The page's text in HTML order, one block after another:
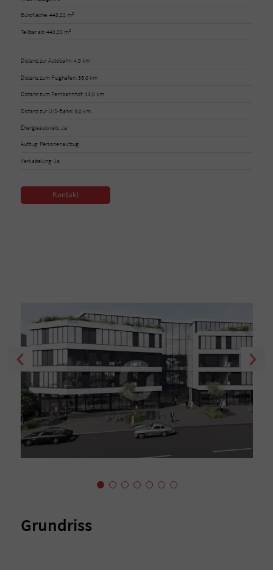
Bürofläche: 448,22 m²
Teilbar ab: 448,22 m²
Distanz zur Autobahn: 4,0 km
Distanz zum Flughafen: 35,0 km
Distanz zum Fernbahnhof: 13,0 km
Distanz zur U/S-Bahn: 3,0 km
Energieausweis: Ja
Aufzug: Personenaufzug
Verkabelung: Ja
Kontakt
Grundriss